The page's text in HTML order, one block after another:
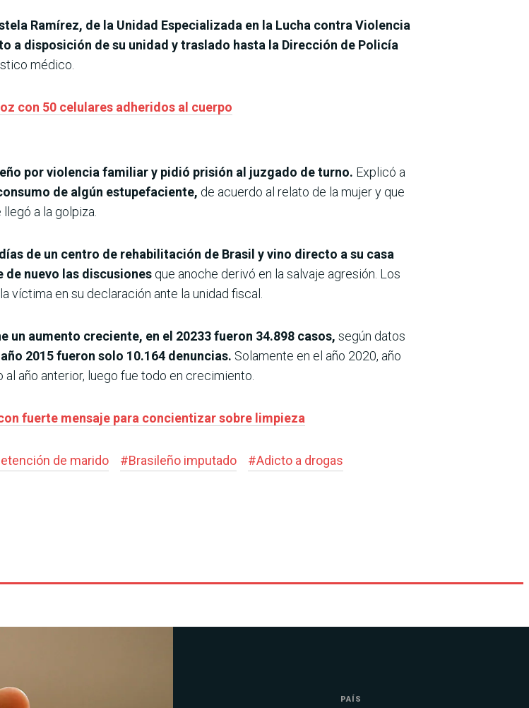
Ramírez, de la Unidad Especializada en la Lucha contra Violencia
a disposición de su unidad y traslado hasta la Dirección de Policía
médico.
con 50 celulares adheridos al cuerpo
por violencia familiar y pidió prisión al juzgado de turno. Explicó a
de algún estupefaciente, de acuerdo al relato de la mujer y que
a la golpiza.
de un centro de rehabilitación de Brasil y vino directo a su casa
nuevo las discusiones que anoche derivó en la salvaje agresión. Los
víctima en su declaración ante la unidad fiscal.
un aumento creciente, en el 20233 fueron 34.898 casos, según datos
2015 fueron solo 10.164 denuncias. Solamente en el año 2020, año
año anterior, luego fue todo en crecimiento.
fuerte mensaje para concientizar sobre limpieza
de marido #Brasileño imputado #Adicto a drogas
PAÍS